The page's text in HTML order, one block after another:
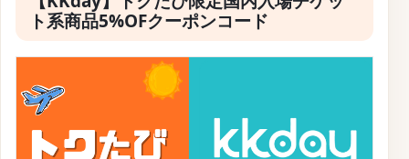
ト系商品5%OFクーポンコード